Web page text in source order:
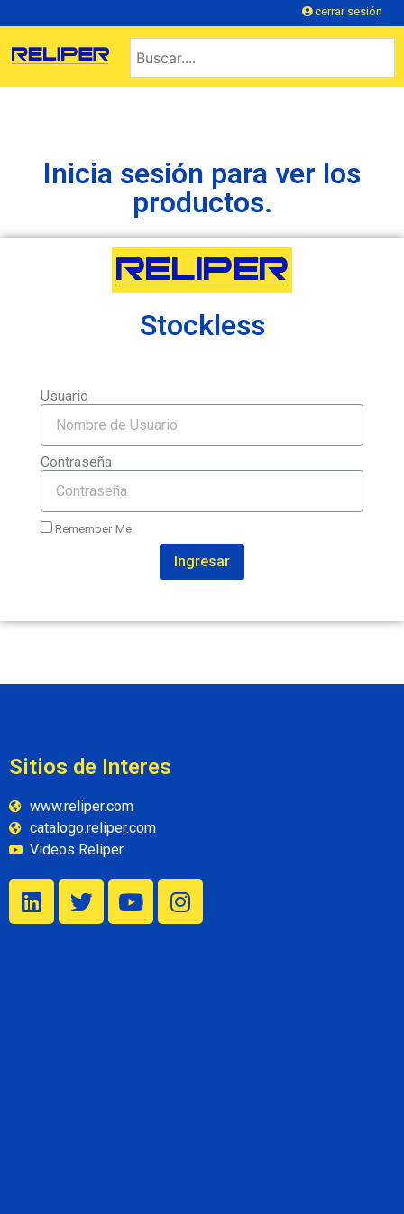
cerrar sesión
Inicia sesión para ver los
productos.
Stockless
Usuario
Contraseña
Remember Me
Ingresar
Sitios de Interes
www.reliper.com
catalogo.reliper.com
Videos Reliper